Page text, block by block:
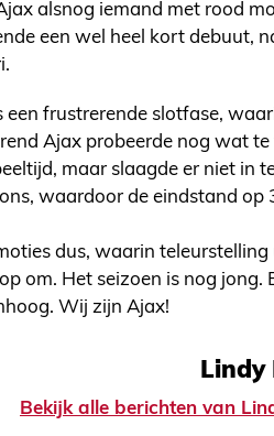
alsnog iemand met rood
een wel heel kort debuut,
frustrerende slotfase,
Ajax probeerde nog wat
maar slaagde er niet in
waardoor de eindstand op
dus, waarin
om. Het seizoen is nog jong.
Wij zijn Ajax!
Lindy
Bekijk alle berichten van